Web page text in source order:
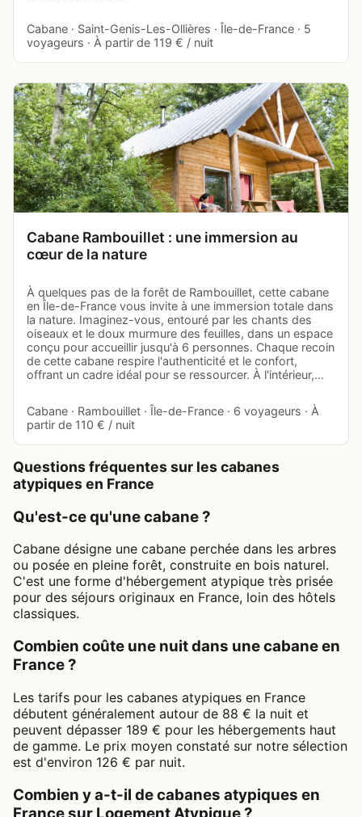
Cabane · Saint-Genis-Les-Ollières · Île-de-France · 5
voyageurs · À partir de 119 € / nuit
Cabane Rambouillet : une immersion au
cœur de la nature
À quelques pas de la forêt de Rambouillet, cette cabane
en Île-de-France vous invite à une immersion totale dans
la nature. Imaginez-vous, entouré par les chants des
oiseaux et le doux murmure des feuilles, dans un espace
conçu pour accueillir jusqu'à 6 personnes. Chaque recoin
de cette cabane respire l'authenticité et le confort,
offrant un cadre idéal pour se ressourcer. À l'intérieur,…
Cabane · Rambouillet · Île-de-France · 6 voyageurs · À
partir de 110 € / nuit
Questions fréquentes sur les cabanes
atypiques en France
Qu'est-ce qu'une cabane ?
Cabane désigne une cabane perchée dans les arbres
ou posée en pleine forêt, construite en bois naturel.
C'est une forme d'hébergement atypique très prisée
pour des séjours originaux en France, loin des hôtels
classiques.
Combien coûte une nuit dans une cabane en
France ?
Les tarifs pour les cabanes atypiques en France
débutent généralement autour de 88 € la nuit et
peuvent dépasser 189 € pour les hébergements haut
de gamme. Le prix moyen constaté sur notre sélection
est d'environ 126 € par nuit.
Combien y a-t-il de cabanes atypiques en
France sur Logement Atypique ?